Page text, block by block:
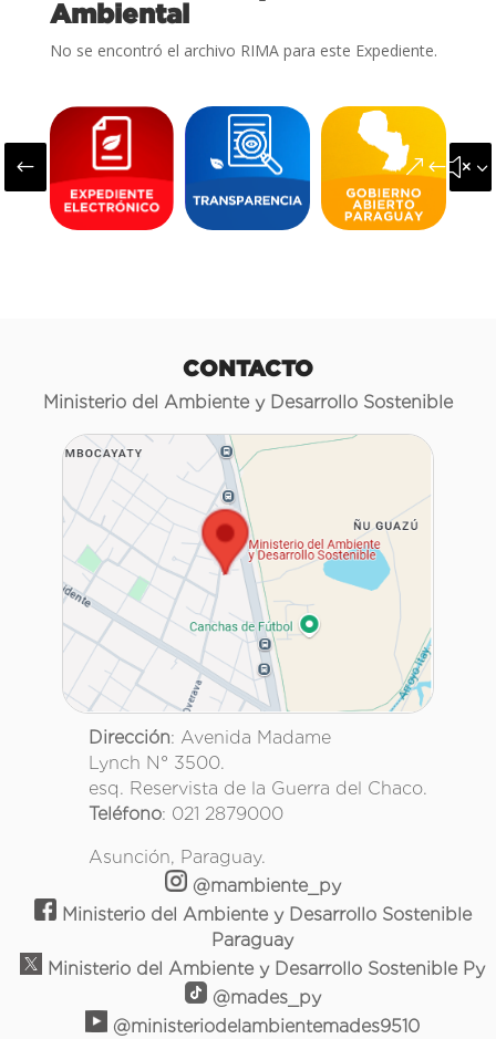
Ambiental
No se encontró el archivo RIMA para este Expediente.
#
CONTACTO
Ministerio del Ambiente y Desarrollo Sostenible
Dirección: Avenida Madame
Lynch N° 3500.
esq. Reservista de la Guerra del Chaco.
Teléfono: 021 2879000
Asunción, Paraguay.
@mambiente_py
Ministerio del Ambiente y Desarrollo Sostenible
Paraguay
Ministerio del Ambiente y Desarrollo Sostenible Py
@mades_py
@ministeriodelambientemades9510